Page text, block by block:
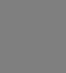
elk gewenst
hier.